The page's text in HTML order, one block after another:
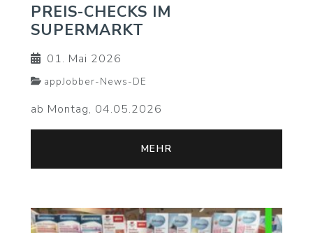
PREIS-CHECKS IM
SUPERMARKT
01. Mai 2026
appJobber-News-DE
ab Montag, 04.05.2026
MEHR